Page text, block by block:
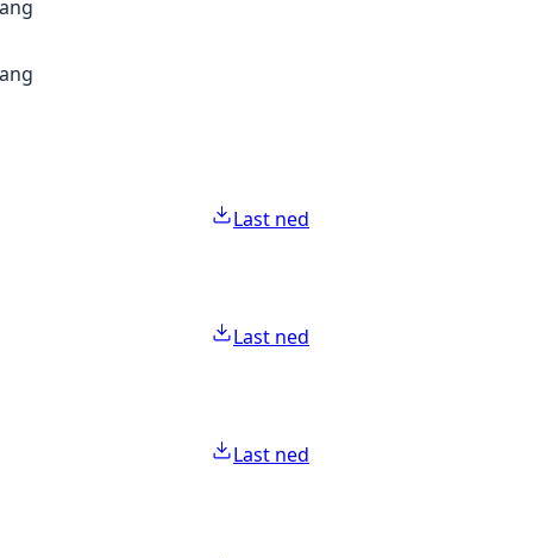
Last ned
Last ned
Last ned